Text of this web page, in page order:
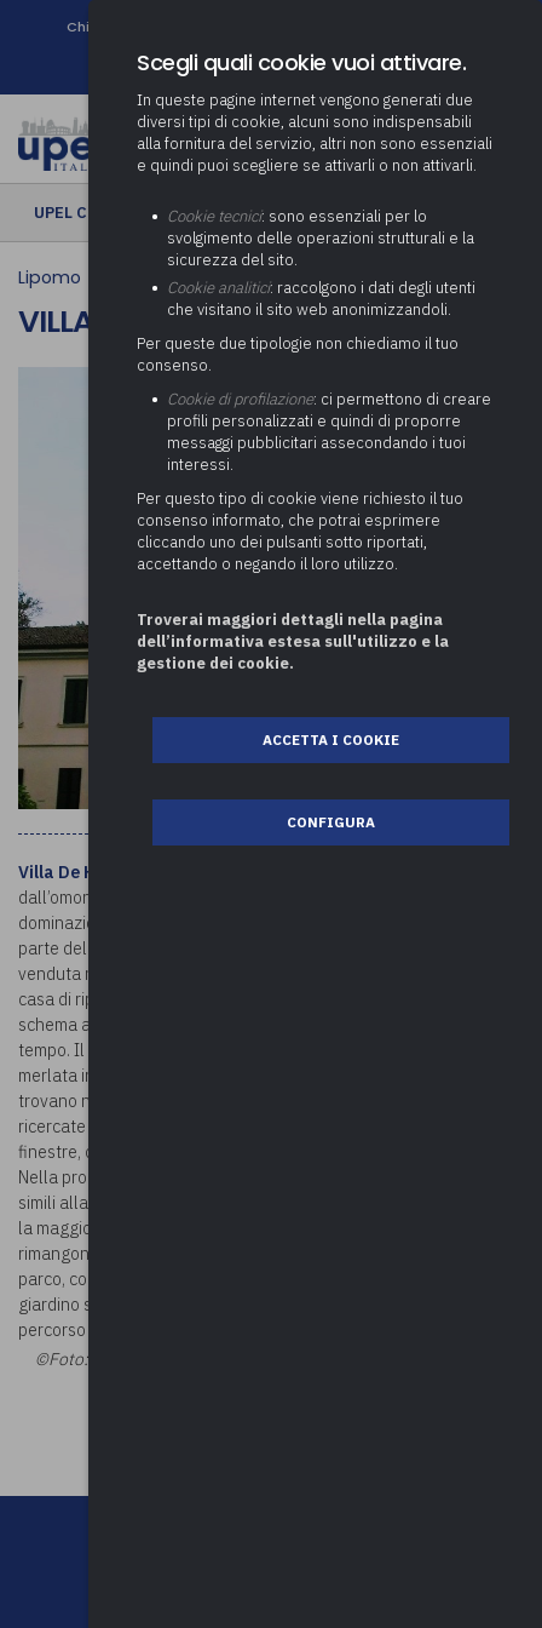
Chi siamo
Newsletter
UPEL CULTURA › Villa Fulvia De Herra
Lipomo
VILLA FULVIA DE HERRA
Villa De Herra
dall’omonima famiglia nel XVII secolo. Giunti a Lipomo durante la
dominazione spagnola, i De Herra per molti anni possedettero gran
parte del patrimonio fondiario e immobiliare del paese. La villa,
venduta nel 1946 dagli ultimi eredi della famiglia, ospita oggi una
casa di riposo per anziani. Il complesso, che si imposta su uno
schema ad L, appare come il risultato di più modifiche occorse nel
tempo. Il corpo centrale è sottolineato dalla presenza di una torre
merlata in stile neoromanico mentre sul versante settentrionale si
trovano nuovi edifici. La villa è in stile eclettico e conserva
ricercate decorazioni metalliche del sottogronda e ornamenti alla
finestre, con cornici quadrangolari e frontoni molto geometrici.
Nella proprietà si trova anche la foresteria, con dettagli in ferro
simili alla patronale. La conversione in gerocomio ha compromesso
la maggior parte degli ambienti originali ma all’interno della villa
rimangono alcune sale affrescate. Attorno alla villa rimane l’ampio
parco, con lungo viale prospettico che sale da Via Oltre il Colle. nel
giardino si trova anche
percorso immerso in un rigoglioso verde.
©Foto:
Scegli quali cookie vuoi attivare.
In queste pagine internet vengono generati due
diversi tipi di cookie, alcuni sono indispensabili
alla fornitura del servizio, altri non sono essenziali
e quindi puoi scegliere se attivarli o non attivarli.
Cookie tecnici: sono essenziali per lo
svolgimento delle operazioni strutturali e la
sicurezza del sito.
Cookie analitici: raccolgono i dati degli utenti
che visitano il sito web anonimizzandoli.
Per queste due tipologie non chiediamo il tuo
consenso.
Cookie di profilazione: ci permettono di creare
profili personalizzati e quindi di proporre
messaggi pubblicitari assecondando i tuoi
interessi.
Per questo tipo di cookie viene richiesto il tuo
consenso informato, che potrai esprimere
cliccando uno dei pulsanti sotto riportati,
accettando o negando il loro utilizzo.
Troverai maggiori dettagli nella pagina
dell’informativa estesa sull'utilizzo e la
gestione dei cookie.
ACCETTA I COOKIE
CONFIGURA